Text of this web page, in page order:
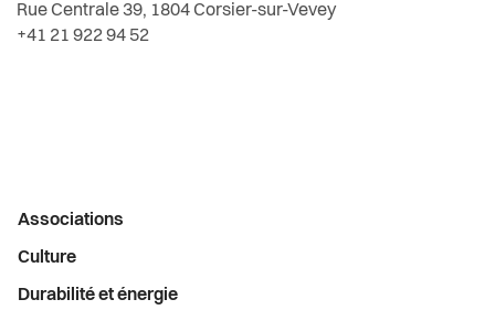
Camps
Mobilité scolaire
Espaces urbains
Jeunesse
Logement
Règlements
Rue Centrale 39, 1804 Corsier-sur-Vevey
+41 21 922 94 52
Menu
latéral
Associations
Culture
Durabilité et énergie